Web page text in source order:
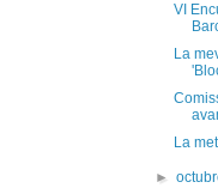
VI
La
La
►